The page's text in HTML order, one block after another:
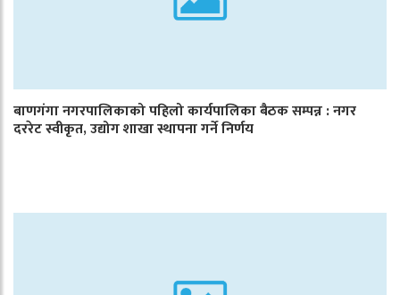
बाणगंगा नगरपालिकाको पहिलो कार्यपालिका बैठक सम्पन्न : नगर
दररेट स्वीकृत, उद्योग शाखा स्थापना गर्ने निर्णय